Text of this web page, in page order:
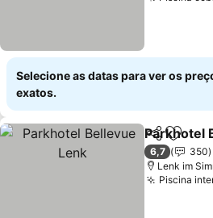
Selecione as datas para ver os
exatos.
Partilhar
Parkhotel
6,7
350
Lenk im
Piscina